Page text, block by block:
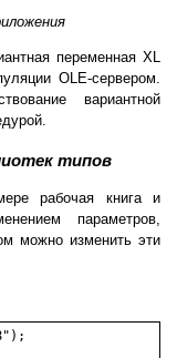
переменная XL
OLE-сервером.
вариантной
типов
рабочая книга и
параметров,
можно изменить эти